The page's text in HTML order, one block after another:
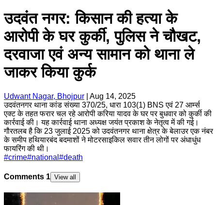
उदवंत नगर: किसान की हत्या के
आरोपी के घर कुर्की, पुलिस ने चौखट,
दरवाजा एवं अन्य सामान को थाना ले
जाकर किया कुर्क
Udwant Nagar, Bhojpur
Aug 14, 2025
उदवंतनगर थाना कांड संख्या 370/25, धारा 103(1) BNS एवं 27 आर्म्स
एक्ट के तहत फरार चल रहे आरोपी करिया यादव के घर पर बुधवार को कुर्की की
कार्रवाई की। यह कार्रवाई थाना अध्यक्ष जयंत प्रकाश के नेतृत्व में की गई।
गौरतलब है कि 23 जुलाई 2025 को उदवंतनगर थाना क्षेत्र के बेलाउर एक नंबर
के समीप हथियारबंद बदमाशों ने मोटरसाइकिल सवार तीन लोगों पर अंधाधुंध
फायरिंग की थी।
#crime#national #death
Comments 1 View all